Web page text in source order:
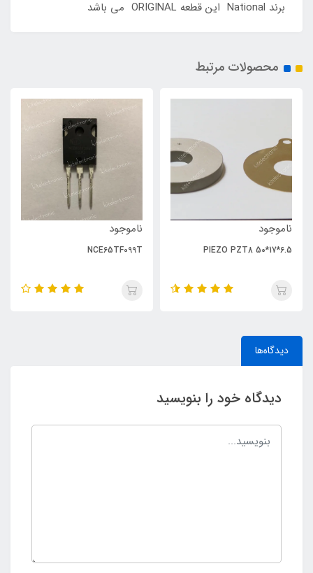
برند National این قطعه ORIGINAL می باشد
محصولات مرتبط
ناموجود
PIEZO PZT8 50*17*6.5
ناموجود
NCE65TF099T
دیدگاه‌ها
دیدگاه خود را بنویسید